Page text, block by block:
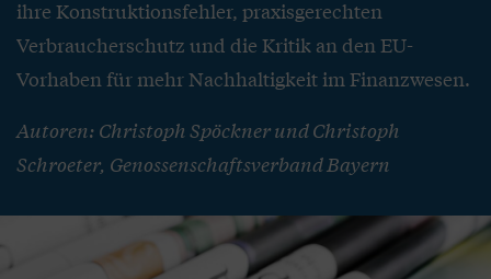
ihre Konstruktionsfehler, praxisgerechten
Verbraucherschutz und die Kritik an den EU-
Vorhaben für mehr Nachhaltigkeit im Finanzwesen.
Autoren: Christoph Spöckner und Christoph
Schroeter, Genossenschaftsverband Bayern